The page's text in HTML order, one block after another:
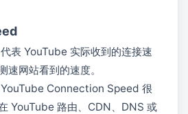
表 YouTube 实际收到的连接速
速网站看到的速度。
Connection Speed 很
YouTube 路由、CDN、DNS 或